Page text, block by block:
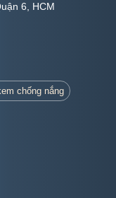
6, HCM
chống nắng